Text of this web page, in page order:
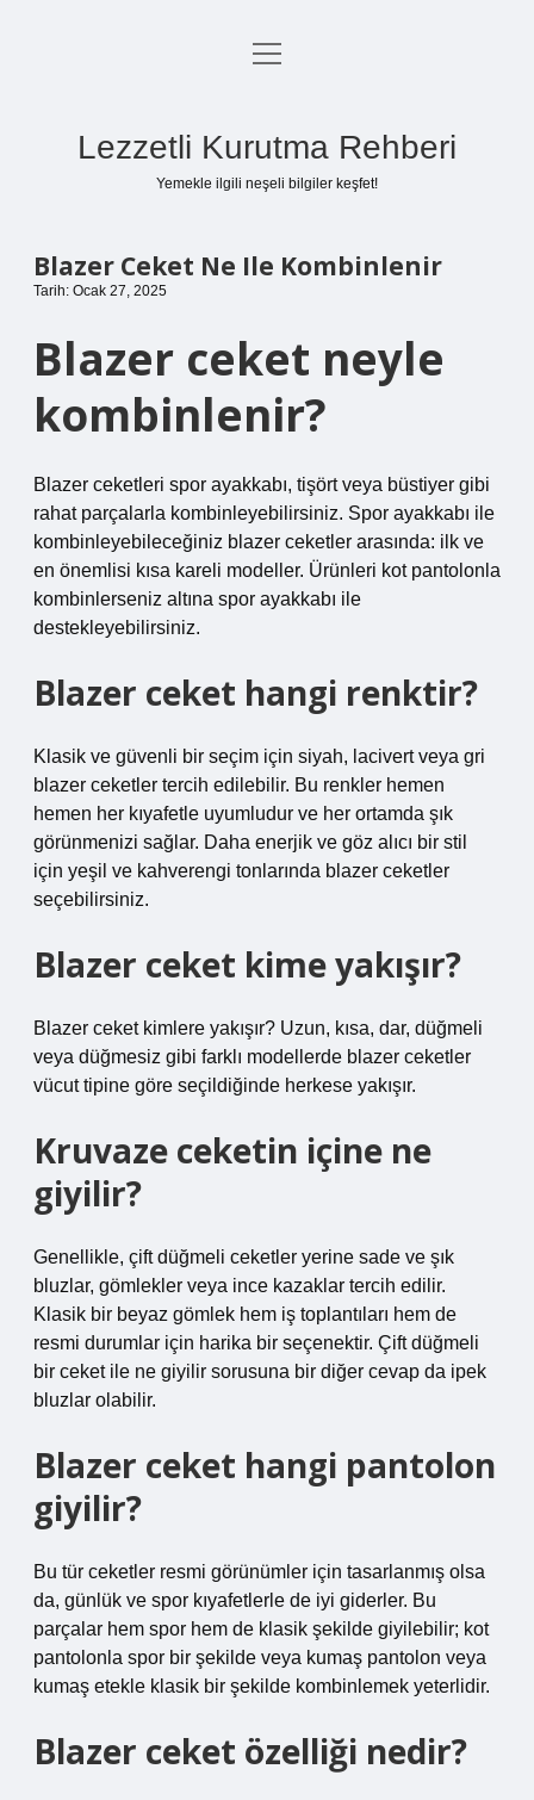
Anasayfa
menüyü
Lezzetli Kurutma Rehberi
Yemekle ilgili neşeli bilgiler keşfet!
Blazer Ceket Ne Ile Kombinlenir
Tarih: Ocak 27, 2025
Blazer ceket neyle
kombinlenir?
Blazer ceketleri spor ayakkabı, tişört veya büstiyer gibi
rahat parçalarla kombinleyebilirsiniz. Spor ayakkabı ile
kombinleyebileceğiniz blazer ceketler arasında: ilk ve
en önemlisi kısa kareli modeller. Ürünleri kot pantolonla
kombinlerseniz altına spor ayakkabı ile
destekleyebilirsiniz.
Blazer ceket hangi renktir?
Klasik ve güvenli bir seçim için siyah, lacivert veya gri
blazer ceketler tercih edilebilir. Bu renkler hemen
hemen her kıyafetle uyumludur ve her ortamda şık
görünmenizi sağlar. Daha enerjik ve göz alıcı bir stil
için yeşil ve kahverengi tonlarında blazer ceketler
seçebilirsiniz.
Blazer ceket kime yakışır?
Blazer ceket kimlere yakışır? Uzun, kısa, dar, düğmeli
veya düğmesiz gibi farklı modellerde blazer ceketler
vücut tipine göre seçildiğinde herkese yakışır.
Kruvaze ceketin içine ne
giyilir?
Genellikle, çift düğmeli ceketler yerine sade ve şık
bluzlar, gömlekler veya ince kazaklar tercih edilir.
Klasik bir beyaz gömlek hem iş toplantıları hem de
resmi durumlar için harika bir seçenektir. Çift düğmeli
bir ceket ile ne giyilir sorusuna bir diğer cevap da ipek
bluzlar olabilir.
Blazer ceket hangi pantolon
giyilir?
Bu tür ceketler resmi görünümler için tasarlanmış olsa
da, günlük ve spor kıyafetlerle de iyi giderler. Bu
parçalar hem spor hem de klasik şekilde giyilebilir; kot
pantolonla spor bir şekilde veya kumaş pantolon veya
kumaş etekle klasik bir şekilde kombinlemek yeterlidir.
Blazer ceket özelliği nedir?